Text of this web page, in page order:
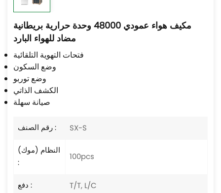
مكيف هواء عمودي 48000 وحدة حرارية بريطانية
مضاد للهواء البارد
فتحات التهوية التلقائية
وضع السكون
وضع توربو
الكشف الذاتي
صيانة سهلة
رقم الصنف :
SX-S
النظام (موك)
:
100pcs
دفع :
T/T, L/C